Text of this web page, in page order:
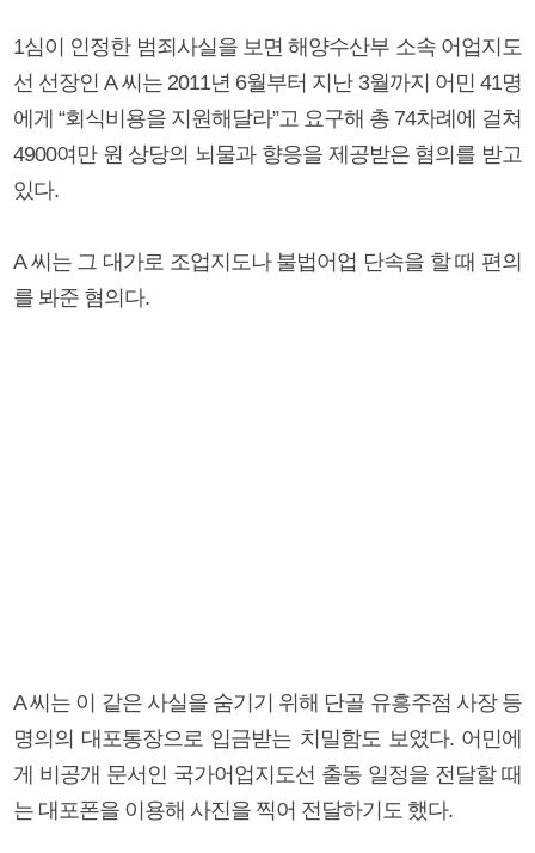
1심이 인정한 범죄사실을 보면 해양수산부 소속 어업지도
선 선장인 A 씨는 2011년 6월부터 지난 3월까지 어민 41명
에게 “회식비용을 지원해달라”고 요구해 총 74차례에 걸쳐
4900여만 원 상당의 뇌물과 향응을 제공받은 혐의를 받고
있다.
A 씨는 그 대가로 조업지도나 불법어업 단속을 할 때 편의
를 봐준 혐의다.
A 씨는 이 같은 사실을 숨기기 위해 단골 유흥주점 사장 등
명의의 대포통장으로 입금받는 치밀함도 보였다. 어민에
게 비공개 문서인 국가어업지도선 출동 일정을 전달할 때
는 대포폰을 이용해 사진을 찍어 전달하기도 했다.